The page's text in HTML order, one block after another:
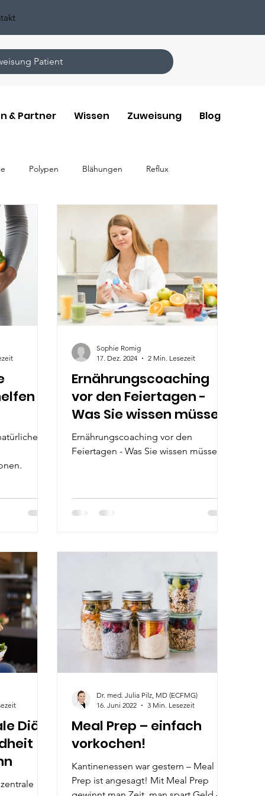
& Partner Wissen Zuweisung Blog
Patient
Polypen Blähungen Reflux
Ernährungscoaching
vor den Feiertagen -
Was Sie wissen müssen
Ernährungscoaching vor den
Feiertagen - Was Sie wissen müssen
Sophie Romig
17. Dez. 2024
2 Min. Lesezeit
Diät
Meal Prep – einfach
vorkochen!
Kantinenessen war gestern – Meal
Prep ist angesagt! Mit Meal Prep
Dr. med. Julia Pilz, MD (ECFMG)
16. Juni 2022
3 Min. Lesezeit